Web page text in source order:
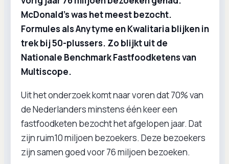
McDonald’s was het meest bezocht.
Formules als Anytyme en Kwalitaria blijken in
trek bij 50-plussers. Zo blijkt uit de
Nationale Benchmark Fastfoodketens van
Multiscope.
Uit het onderzoek komt naar voren dat 70% van
de Nederlanders minstens één keer een
fastfoodketen bezocht het afgelopen jaar. Dat
zijn ruim10 miljoen bezoekers. Deze bezoekers
zijn samen goed voor 76 miljoen bezoeken.